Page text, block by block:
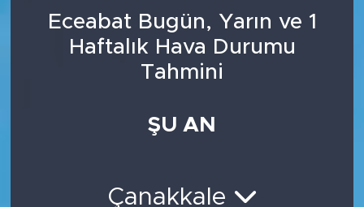
Eceabat Bugün, Yarın ve 1
Haftalık Hava Durumu
Tahmini
ŞU AN
Çanakkale
İş ve Ekonomi
Moda-Magazin-Eğlence
Şampiyonlar Ligi Puan Durumu ve Fikstür
Tüm Manşetler